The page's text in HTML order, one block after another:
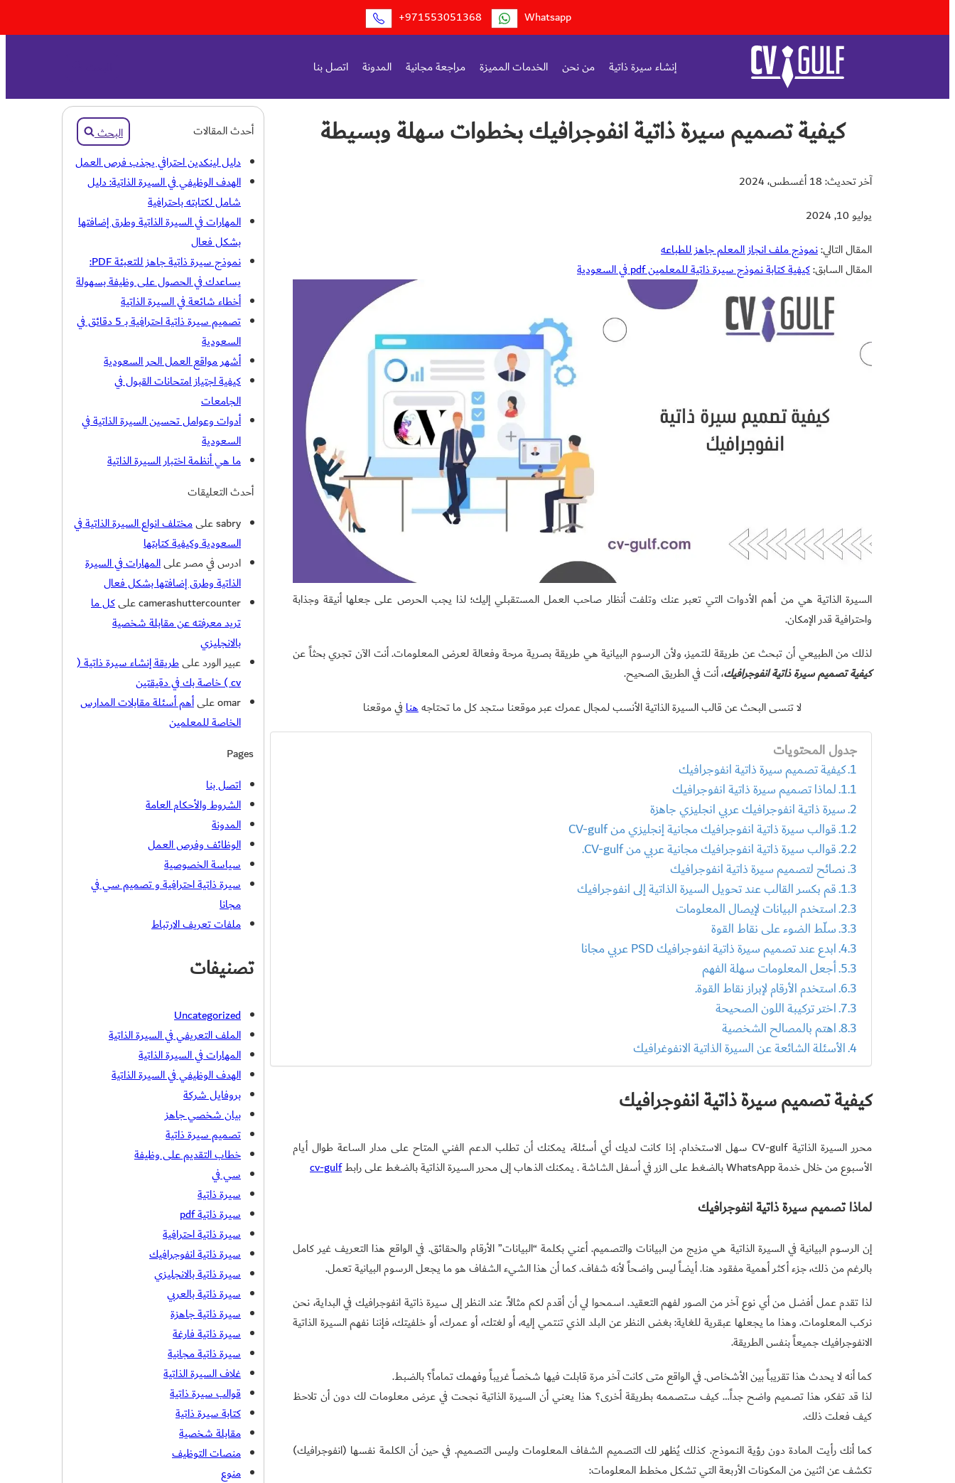
+971553051368 Whatsapp
إنشاء سيرة ذاتية من نحن الخدمات المميزة مراجعة مجانية المدونة اتصل بنا
كيفية تصميم سيرة ذاتية انفوجرافيك بخطوات سهلة وبسيطة
آخر تحديث: 18 أغسطس، 2024
يوليو 10, 2024
المقال التالي:نموذج ملف انجاز المعلم جاهز للطباعه
المقال السابق:كيفية كتابة نموذج سيرة ذاتية للمعلمين pdf في السعودية
السيرة الذاتية هي من أهم الأدوات التي تعبر عنك وتلفت أنظار صاحب العمل المستقبلي إليك؛ لذا يجب الحرص على جعلها أنيقة وجذابة
واحترافية قدر الإمكان.
لذلك من الطبيعي أن تبحث عن طريقة للتميز، ولأن الرسوم البيانية هي طريقة بصرية مرحة وفعالة لعرض المعلومات. أنت الآن تجري بحثاً عن
كيفية تصميم سيرة ذاتية انفوجرافيك، أنت في الطريق الصحيح.
لا تنسى البحث عن قالب السيرة الذاتية الأنسب لمجال عمرك عبر موقعنا ستجد كل ما تحتاجههنافي موقعنا
جدول المحتويات
كيفية تصميم سيرة ذاتية انفوجرافيك
لماذا تصميم سيرة ذاتية انفوجرافيك
سيرة ذاتية انفوجرافيك عربي انجليزي جاهزة
قوالب سيرة ذاتية انفوجرافيك مجانية إنجليزي من CV-gulf
قوالب سيرة ذاتية انفوجرافيك مجانية عربي من CV-gulf.
نصائح لتصميم سيرة ذاتية انفوجرافيك
قم بكسر القالب عند تحويل السيرة الذاتية إلى انفوجرافيك
استخدم البيانات لإيصال المعلومات
سلّط الضوء على نقاط القوة
ابدع عند تصميم سيرة ذاتية انفوجرافيك PSD عربي مجانا
أجعل المعلومات سهلة الفهم
استخدم الأرقام لإبراز نقاط القوة.
اختر تركيبة اللون الصحيحة
اهتم بالمصالح الشخصية
الأسئلة الشائعة عن السيرة الذاتية الانفوغرافيك
كيفية تصميم سيرة ذاتية انفوجرافيك
محرر السيرة الذاتية CV-gulf سهل الاستخدام. إذا كانت لديك أي أسئلة، يمكنك أن تطلب الدعم الفني المتاح على مدار الساعة طوال أيام
الأسبوع من خلال خدمة WhatsApp بالضغط على الزر في أسفل الشاشة . يمكنك الذهاب إلى محرر السيرة الذاتية بالضغط على رابط
cv-gulf
لماذا تصميم سيرة ذاتية انفوجرافيك
إن الرسوم البيانية في السيرة الذاتية هي مزيج من البيانات والتصميم. أعني بكلمة “البيانات” الأرقام والحقائق. في الواقع هذا التعريف غير كامل
بالرغم من ذلك، جزء أكثر أهمية مفقود هنا. أيضاً ليس واضحاً لأنه شفاف. كما أن هذا الشيء الشفاف هو ما يجعل الرسوم البيانية تعمل.
لذا تقدم عمل أفضل من أي نوع آخر من الصور لفهم التعقيد. اسمحوا لي أن أقدم لكم مثالاً. عند النظر إلى سيرة ذاتية انفوجرافيك في البداية، نحن
نركب المعلومات. وهذا ما يجعلها عبقرية للغاية: بغض النظر عن البلد الذي تنتمي إليه، أو لغتك، أو عمرك، أو خلفيتك، فإننا نفهم السيرة الذاتية
الانفوجرافيك جميعاً بنفس الطريقة.
كما أنه لا يحدث هذا تقريباً بين الأشخاص. في الواقع متى كانت آخر مرة قابلت فيها شخصاً غريباً وفهمك تماماً؟ بالضبط.
لذا قد تفكر، هذا تصميم واضح جداً… كيف ستصممه بطريقة أخرى؟ هذا يعني أن السيرة الذاتية نجحت في عرض معلومات لك دون أن تلاحظ
كيف فعلت ذلك.
كما أنك رأيت المادة دون رؤية النموذج. كذلك يُظهر لك التصميم الشفاف المعلومات وليس التصميم. في حين أن الكلمة نفسها (انفوجرافيك)
تكشف عن اثنين من المكونات الأربعة التي تشكل مخطط المعلومات:
البحث
أحدث المقالات
دليل لينكدين احترافي يجذب فرص العمل
الهدف الوظيفي في السيرة الذاتية: دليل
شامل لكتابته باحترافية
المهارات في السيرة الذاتية وطرق إضافتها
بشكل فعال
نموذج سيرة ذاتية جاهز للتعبئة PDF:
يساعدك في الحصول على وظيفة بسهولة
أخطاء شائعة في السيرة الذاتية
تصميم سيرة ذاتية احترافية بـ 5 دقائق في
السعودية
أشهر مواقع العمل الحر السعودية
كيفية اجتياز امتحانات القبول في
الجامعات
أدوات وعوامل تحسين السيرة الذاتية في
السعودية
ما هي أنظمة اختبار السيرة الذاتية
أحدث التعليقات
sabryعلىمختلف انواع السيرة الذاتية في
السعودية وكيفية كتابتها
ادرس في مصرعلىالمهارات في السيرة
الذاتية وطرق إضافتها بشكل فعال
camerashuttercounterعلىكل ما
تريد معرفته عن مقابلة شخصية
بالانجليزي
عبير الوردعلىطريقة إنشاء سيرة ذاتية (
cv ) خاصة بك في دقيقتين
omarعلىأهم أسئلة مقابلات المدارس
الخاصة للمعلمين
Pages
اتصل بنا
الشروط والأحكام العامة
المدونة
الوظائف وفرص العمل
سياسة الخصوصية
سيرة ذاتية احترافية و تصميم سي في
مجانا
ملفات تعريف الارتباط
تصنيفات
Uncategorized
الملف التعريفي في السيرة الذاتية
المهارات في السيرة الذاتية
الهدف الوظيفي في السيرة الذاتية
بروفايل شركة
بيان شخصي جاهز
تصميم سيرة ذاتية
خطاب التقديم على وظيفة
سي في
سيرة ذاتية
سيرة ذاتية pdf
سيرة ذاتية احترافية
سيرة ذاتية انفوجرافيك
سيرة ذاتية بالانجليزي
سيرة ذاتية بالعربي
سيرة ذاتية جاهزة
سيرة ذاتية فارغة
سيرة ذاتية مجانية
غلاف السيرة الذاتية
قوالب سيرة ذاتية
كتابة سيرة ذاتية
مقابلة شخصية
منصات التوظيف
منوع